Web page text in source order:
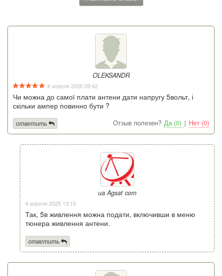
OLEKSANDR
4 апреля 2025 09:42
Чи можна до самої плати антени дати напругу 5вольт, і
скільки ампер повинно бути ?
Отзыв полезен? Да (0) | Нет (0)
ответить
ua Agsat com
4 апреля 2025 13:15
Так, 5в живлення можна подати, включивши в меню
тюнера живлення антени.
ответить